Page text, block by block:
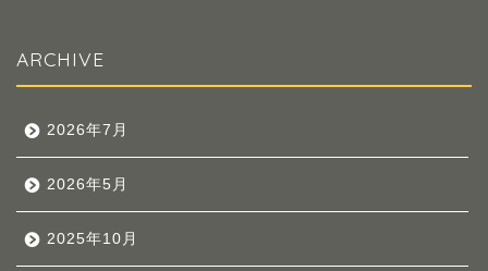
ARCHIVE
2026年7月
2026年5月
2025年10月